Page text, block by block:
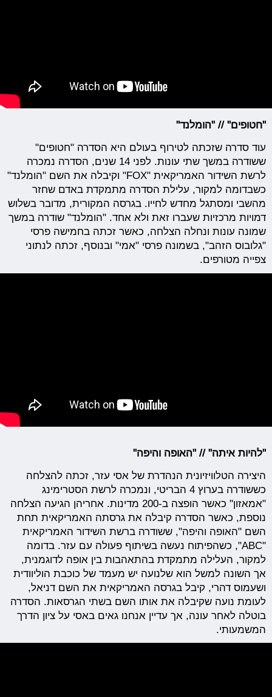
"חטופים" // "הומלנד"
עוד סדרה שזכתה לטירוף בעולם היא הסדרה "חטופים"
ששודרה במשך שתי עונות. לפני 14 שנים, הסדרה נמכרה
לרשת השידור האמריקאית "FOX" וקיבלה את השם "הומלנד"
כשבדומה למקור, עלילת הסדרה מתמקדת באדם שחזר
מהשבי ומסתגל מחדש לחייו. בגרסה המקורית, מדובר בשלוש
דמויות מרכזיות שעברו זאת ולא אחד. "הומלנד" שודרה במשך
שמונה עונות ונחלה הצלחה, כאשר זכתה בחמישה פרסי
"גלובוס הזהב", בשמונה פרסי "אמי" ובנוסף, זכתה לנתוני
צפייה מטורפים.
"להיות איתה" // "האופה והיפה"
היצירה הטלוויזיונית הנהדרת של אסי עזר, זכתה להצלחה
כששודרה בערוץ 4 הבריטי, ונמכרה לרשת הסטרימינג
"אמאזון" כאשר הופצה ב-200 מדינות. אחריהן הגיעה הצלחה
נוספת, כאשר הסדרה קיבלה את גרסתה האמריקאית תחת
השם "האופה והיפה", ששודרה ברשת השידור האמריקאית
"ABC", כשהפיתוח נעשה בשיתוף פעולה עם עזר. בדומה
למקור, העלילה מתמקדת בהתאהבות בין אופה לדוגמנית,
אך השונה למשל הוא שלנועה יש מעמד של כוכבת הוליוודית
ושעמוס דהרי, קיבל בגרסה האמריקאית את השם דניאל,
לעומת נועה שקיבלה את אותו השם בשתי הגרסאות. הסדרה
בוטלה לאחר עונה, אך עדיין אנחנו גאים באסי על ציון הדרך
המשמעותי.